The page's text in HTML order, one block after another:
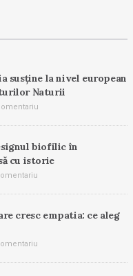
susține la nivel european
Naturii
biofilic în
cu istorie
cresc empatia: ce aleg